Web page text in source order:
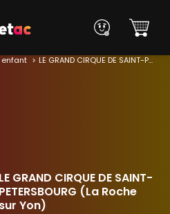
enfant LE GRAND CIRQUE DE SAINT-PETERSBOURG (La Roche sur Yon)
LE GRAND CIRQUE DE SAINT-
PETERSBOURG (La Roche
sur Yon)